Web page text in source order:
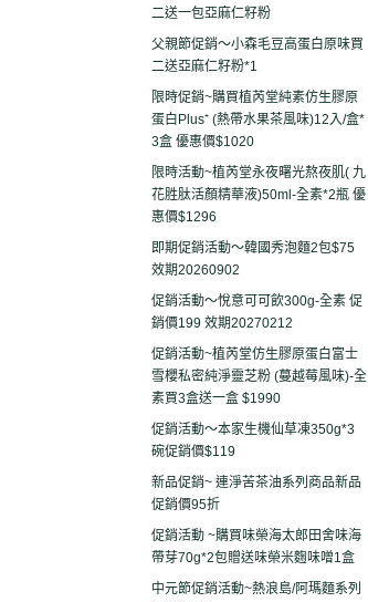
二送一包亞麻仁籽粉
父親節促銷～小森毛豆高蛋白原味買
二送亞麻仁籽粉*1
限時促銷~購買植芮堂純素仿生膠原
蛋白Plus⁺ (熱帶水果茶風味)12入/盒*
3盒 優惠價$1020
限時活動~植芮堂永夜曙光熬夜肌( 九
花胜肽活顏精華液)50ml-全素*2瓶 優
惠價$1296
即期促銷活動～韓國秀泡麵2包$75
效期20260902
促銷活動～悅意可可飲300g-全素 促
銷價199 效期20270212
促銷活動~植芮堂仿生膠原蛋白富士
雪櫻私密純淨靈芝粉 (蔓越莓風味)-全
素買3盒送一盒 $1990
促銷活動～本家生機仙草凍350g*3
碗促銷價$119
新品促銷~ 連淨苦茶油系列商品新品
促銷價95折
促銷活動 ~購買味榮海太郎田舍味海
帶芽70g*2包贈送味榮米麴味噌1盒
中元節促銷活動~熱浪島/阿瑪麵系列